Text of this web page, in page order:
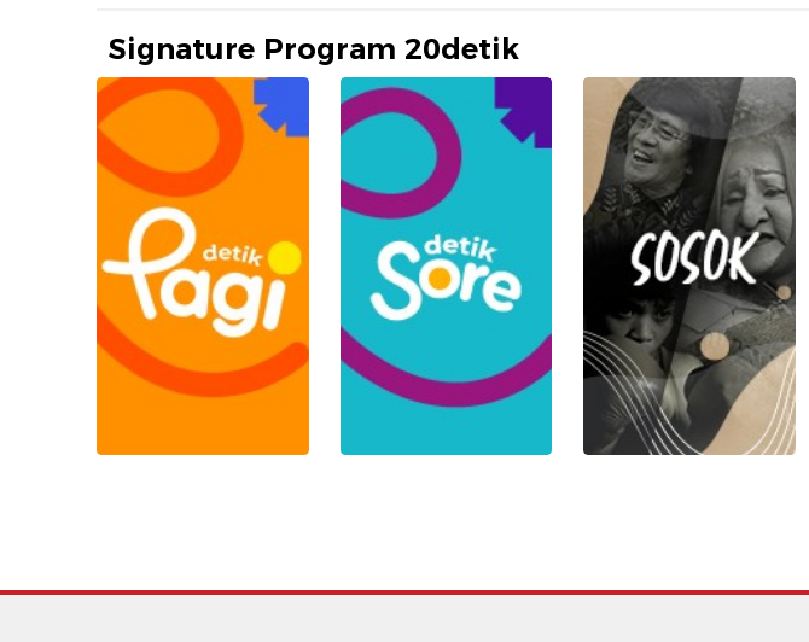
Signature Program 20detik